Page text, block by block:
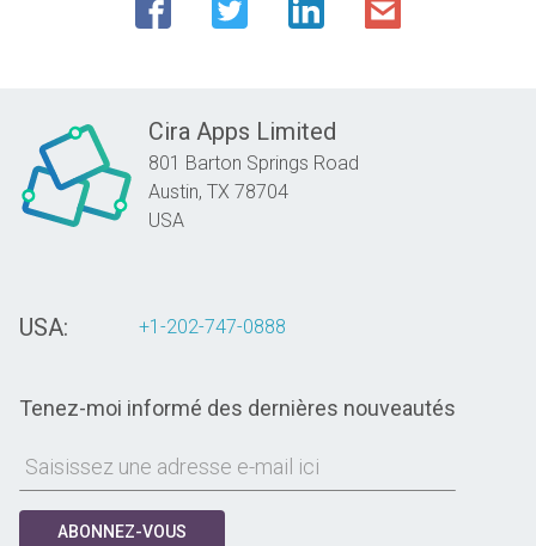
Cira Apps Limited
801 Barton Springs Road
Austin, TX 78704
USA
USA: +1-202-747-0888
Tenez-moi informé des dernières nouveautés
ABONNEZ-VOUS